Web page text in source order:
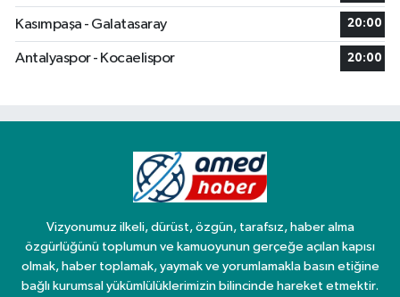
Kasımpaşa - Galatasaray 20:00
Antalyaspor - Kocaelispor 20:00
Vizyonumuz ilkeli, dürüst, özgün, tarafsız, haber alma
özgürlüğünü toplumun ve kamuoyunun gerçeğe açılan kapısı
olmak, haber toplamak, yaymak ve yorumlamakla basın etiğine
bağlı kurumsal yükümlülüklerimizin bilincinde hareket etmektir.